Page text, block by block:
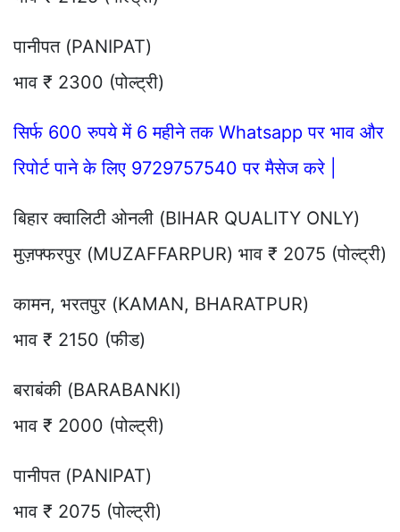
पानीपत (PANIPAT)
भाव ₹ 2300 (पोल्ट्री)
सिर्फ 600 रुपये में 6 महीने तक Whatsapp पर भाव और
रिपोर्ट पाने के लिए 9729757540 पर मैसेज करे |
बिहार क्वालिटी ओनली (BIHAR QUALITY ONLY)
मुज़फ्फरपुर (MUZAFFARPUR) भाव ₹ 2075 (पोल्ट्री)
कामन, भरतपुर (KAMAN, BHARATPUR)
भाव ₹ 2150 (फीड)
बराबंकी (BARABANKI)
भाव ₹ 2000 (पोल्ट्री)
पानीपत (PANIPAT)
भाव ₹ 2075 (पोल्ट्री)